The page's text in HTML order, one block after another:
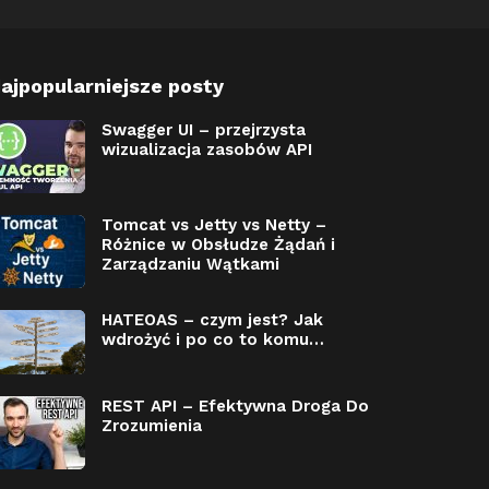
posty
Swagger UI – przejrzysta
wizualizacja zasobów API
Tomcat vs Jetty vs Netty –
Różnice w Obsłudze Żądań i
Zarządzaniu Wątkami
HATEOAS – czym jest? Jak
wdrożyć i po co to komu…
REST API – Efektywna Droga Do
Zrozumienia